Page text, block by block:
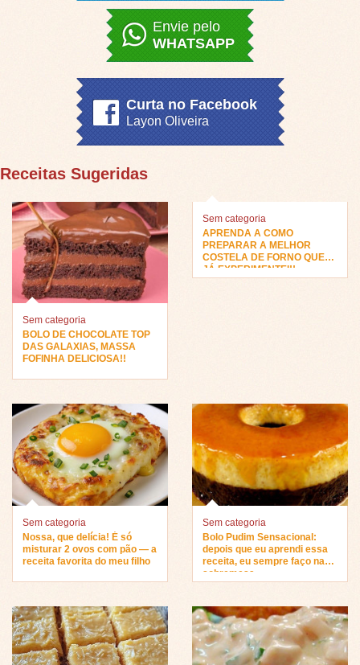
Envie pelo
WHATSAPP
Curta no Facebook
Layon Oliveira
Receitas Sugeridas
Sem categoria
BOLO DE CHOCOLATE TOP
DAS GALAXIAS, MASSA
FOFINHA DELICIOSA!!
Sem categoria
APRENDA A COMO
PREPARAR A MELHOR
COSTELA DE FORNO QUE
JÁ EXPERIMENTEI!!
Sem categoria
Nossa, que delícia! É só
misturar 2 ovos com pão — a
receita favorita do meu filho
Sem categoria
Bolo Pudim Sensacional:
depois que eu aprendi essa
receita, eu sempre faço na
sobremesa…